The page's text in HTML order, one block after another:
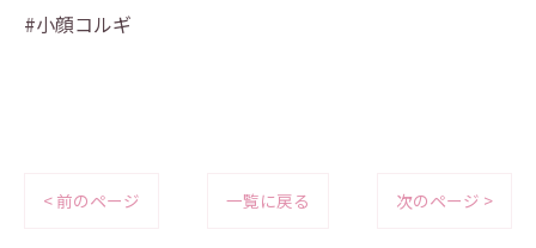
#小顔コルギ
< 前のページ 一覧に戻る 次のページ >